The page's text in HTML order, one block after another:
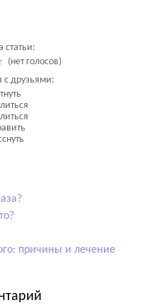
статьи:
(нет голосов)
с друзьями:
причины и лечение